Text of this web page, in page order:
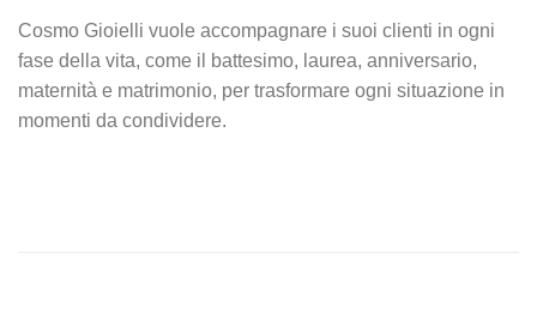
Cosmo Gioielli vuole accompagnare i suoi clienti in ogni
fase della vita, come il battesimo, laurea, anniversario,
maternità e matrimonio, per trasformare ogni situazione in
momenti da condividere.